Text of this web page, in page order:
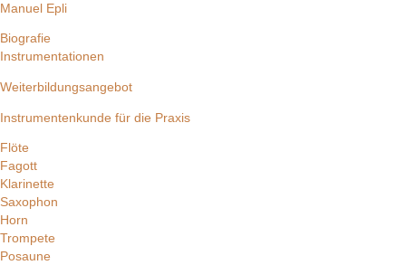
Manuel Epli
Biografie
Instrumentationen
Weiterbildungsangebot
Instrumentenkunde für die Praxis
Flöte
Fagott
Klarinette
Saxophon
Horn
Trompete
Posaune